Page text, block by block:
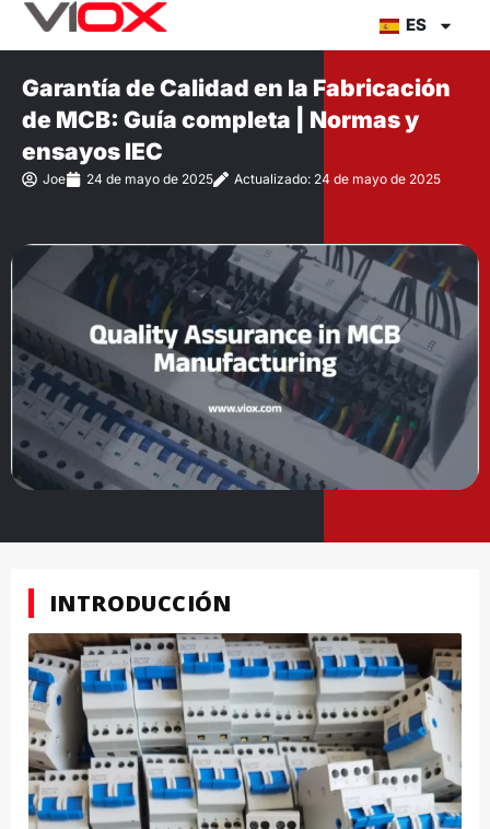
ES
Garantía de Calidad en la Fabricación
de MCB: Guía completa | Normas y
ensayos IEC
Joe 24 de mayo de 2025 Actualizado: 24 de mayo de 2025
INTRODUCCIÓN